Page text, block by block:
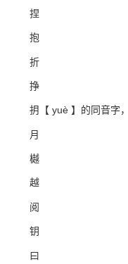
捏
抱
折
挣
抈【 yuè 】的同音字，
月
樾
越
阅
钥
曰